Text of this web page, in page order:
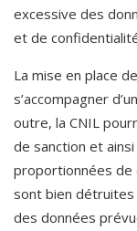
excessive des
et de
La mise en place
s’accompagner
outre, la CNIL
de sanction et
proportionnées de
sont bien détruites
des données